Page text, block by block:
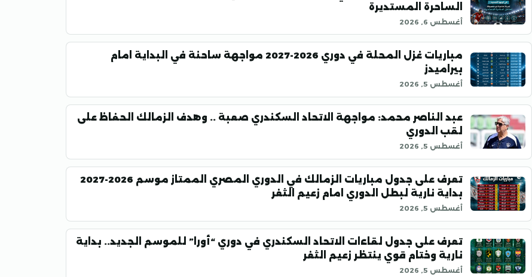
الساحرة المستديرة
أغسطس 6, 2026
مباريات غزل المحلة في دوري 2026-2027 مواجهة ساحنة في البداية امام
بيراميدز
أغسطس 5, 2026
عبد الناصر محمد: مواجهة الاتحاد السكندري صعبة .. وهدف الزمالك الحفاظ على
لقب الدوري
أغسطس 5, 2026
تعرف على جدول مباريات الزمالك في الدوري المصري الممتاز موسم 2026-2027
بداية نارية لبطل الدوري امام زعيم الثغر
أغسطس 5, 2026
تعرف على جدول لقاءات الاتحاد السكندري في دوري “أورا” للموسم الجديد.. بداية
نارية وختام قوي ينتظر زعيم الثغر
أغسطس 5, 2026